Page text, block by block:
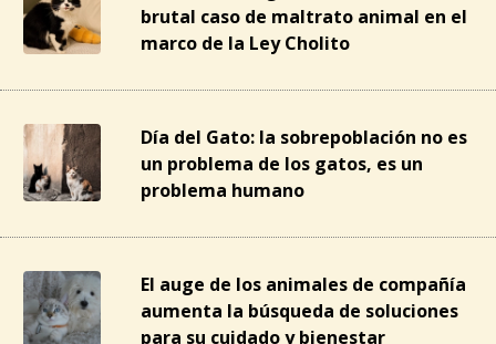
brutal caso de maltrato animal en el
marco de la Ley Cholito
Día del Gato: la sobrepoblación no es
un problema de los gatos, es un
problema humano
El auge de los animales de compañía
aumenta la búsqueda de soluciones
para su cuidado y bienestar